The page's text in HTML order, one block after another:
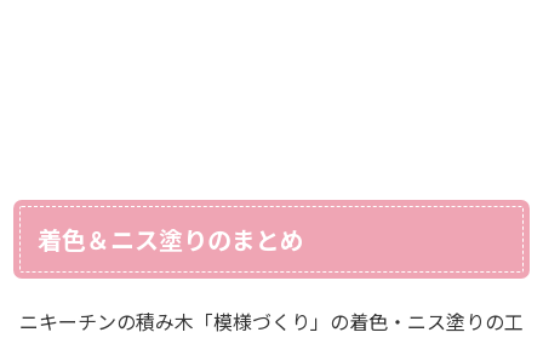
着色＆ニス塗りのまとめ
ニキーチンの積み木「模様づくり」の着色・ニス塗りの工